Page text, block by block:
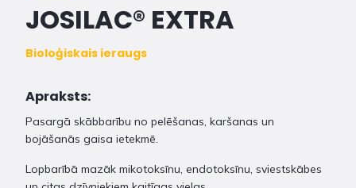
JOSILAC® EXTRA
Bioloģiskais ieraugs
Apraksts:
Pasargā skābbarību no pelēšanas, karšanas un
bojāšanās gaisa ietekmē.
Lopbarībā mazāk mikotoksīnu, endotoksīnu, sviestskābes